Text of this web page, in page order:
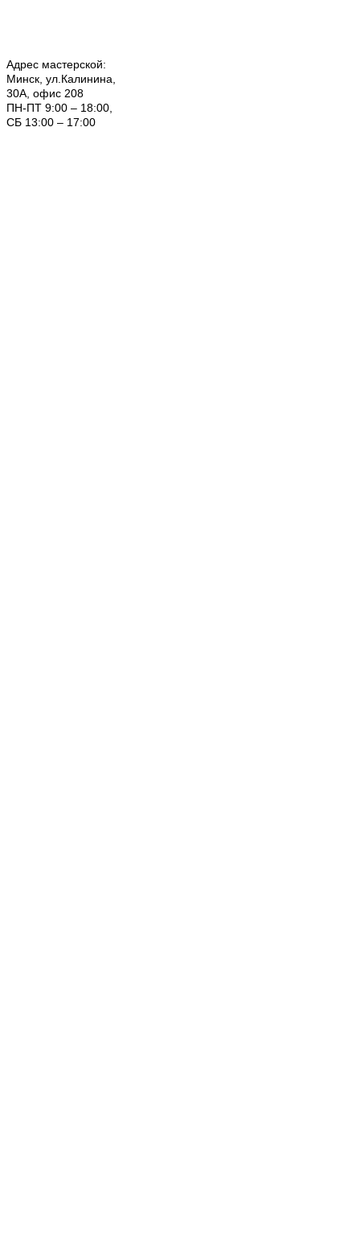
Адрес мастерской:
Минск, ул.Калинина,
30А, офис 208
ПН-ПТ 9:00 – 18:00,
СБ 13:00 – 17:00